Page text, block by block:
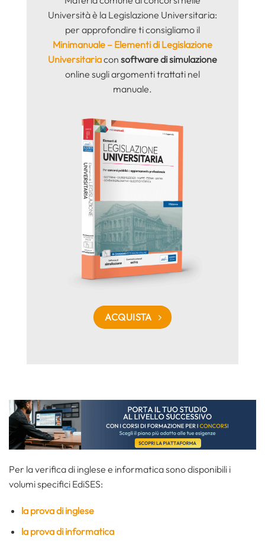
Università è la Legislazione Universitaria:
per approfondire ti consigliamo il
Minimanuale – Elementi di Legislazione
Universitariacon software di simulazione
online sugli argomenti trattati nel
manuale.
ACQUISTA
Per la verifica di inglese e informatica sono disponibili i
volumi specifici EdiSES:
la prova di inglese
la prova di informatica